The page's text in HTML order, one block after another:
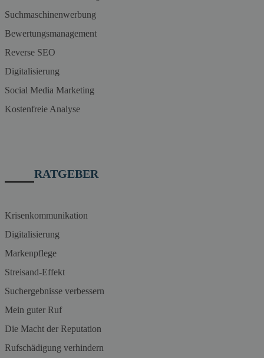
Suchmaschinenwerbung
Bewertungsmanagement
Reverse SEO
Digitalisierung
Social Media Marketing
Kostenfreie Analyse
RATGEBER
Krisenkommunikation
Digitalisierung
Markenpflege
Streisand-Effekt
Suchergebnisse verbessern
Mein guter Ruf
Die Macht der Reputation
Rufschädigung verhindern